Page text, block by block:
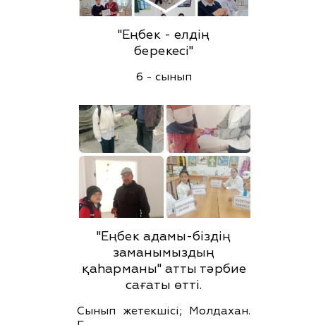
"Еңбек - елдің
берекесі"
6 - сынып
"Еңбек адамы-біздің
заманымыздың
қаһарманы" атты тәрбие
сағаты өтті.
Сынып жетекшісі; Молдахан.